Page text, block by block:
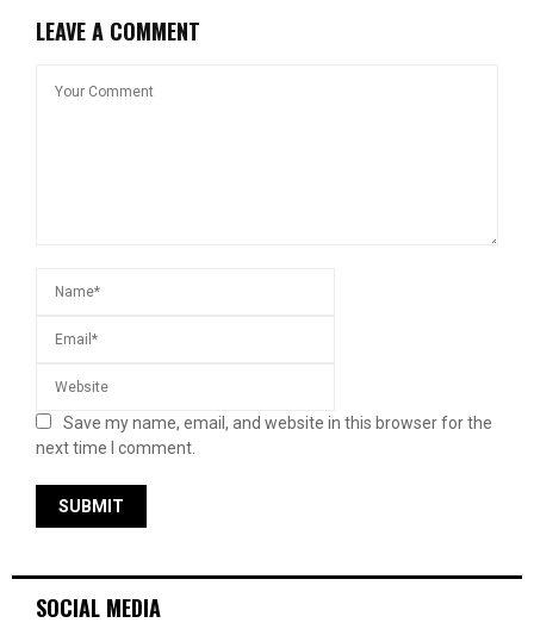
LEAVE A COMMENT
Save my name, email, and website in this browser for the
next time I comment.
SOCIAL MEDIA